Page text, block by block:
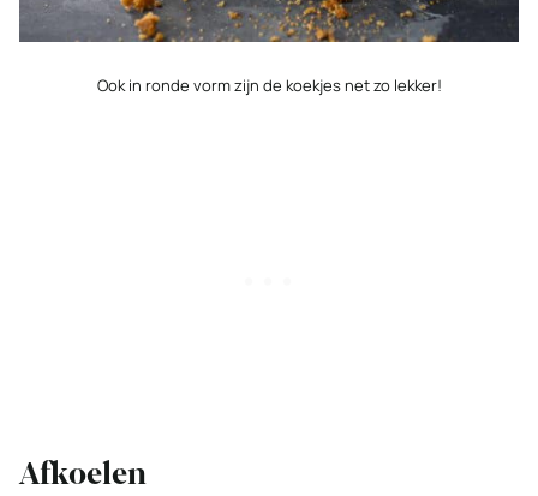
Ook in ronde vorm zijn de koekjes net zo lekker!
Afkoelen